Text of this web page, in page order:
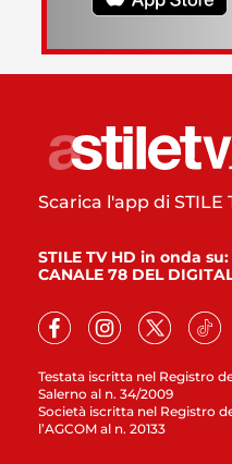
Testata iscritta nel Registro
Salerno al n. 34/2009
Società iscritta nel Registro
l’AGCOM al n. 20133
Scarica l'app di STILE
STILE TV HD in onda su:
CANALE 78 DEL